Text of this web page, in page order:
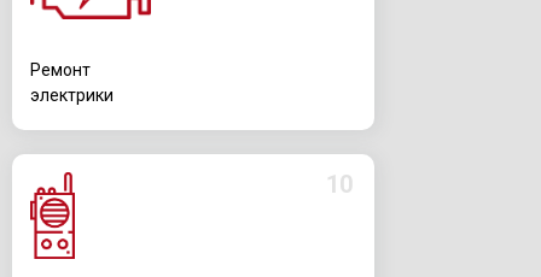
10
Ремонт
электрики